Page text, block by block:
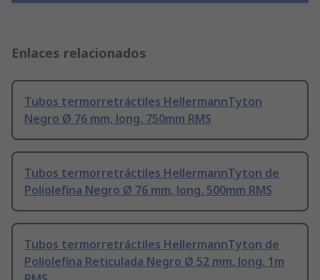
Enlaces relacionados
Tubos termorretráctiles HellermannTyton
Negro Ø 76 mm, long. 750mm RMS
Tubos termorretráctiles HellermannTyton de
Poliolefina Negro Ø 76 mm, long. 500mm RMS
Tubos termorretráctiles HellermannTyton de
Poliolefina Reticulada Negro Ø 52 mm, long. 1m